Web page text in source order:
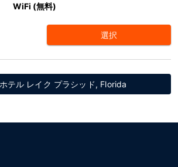
WiFi (無料)
選択
テル レイク プラシッド, Florida